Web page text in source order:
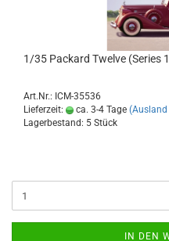
1/35 Packard Twelve (Series
Art.Nr.: ICM-35536
Lieferzeit:
ca. 3-4 Tage
Lagerbestand: 5 Stück
IN DEN